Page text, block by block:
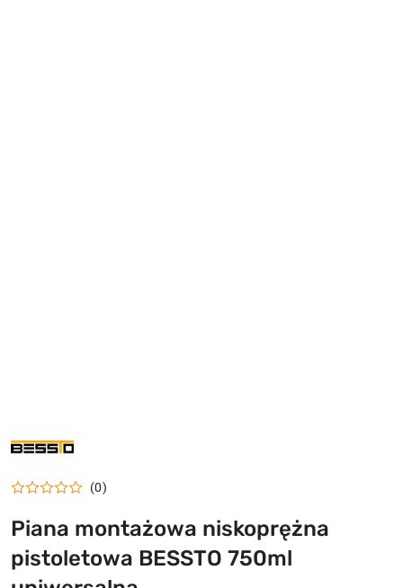
PRODUCENTA:
BESSTO
(0)
Piana montażowa niskoprężna
pistoletowa BESSTO 750ml